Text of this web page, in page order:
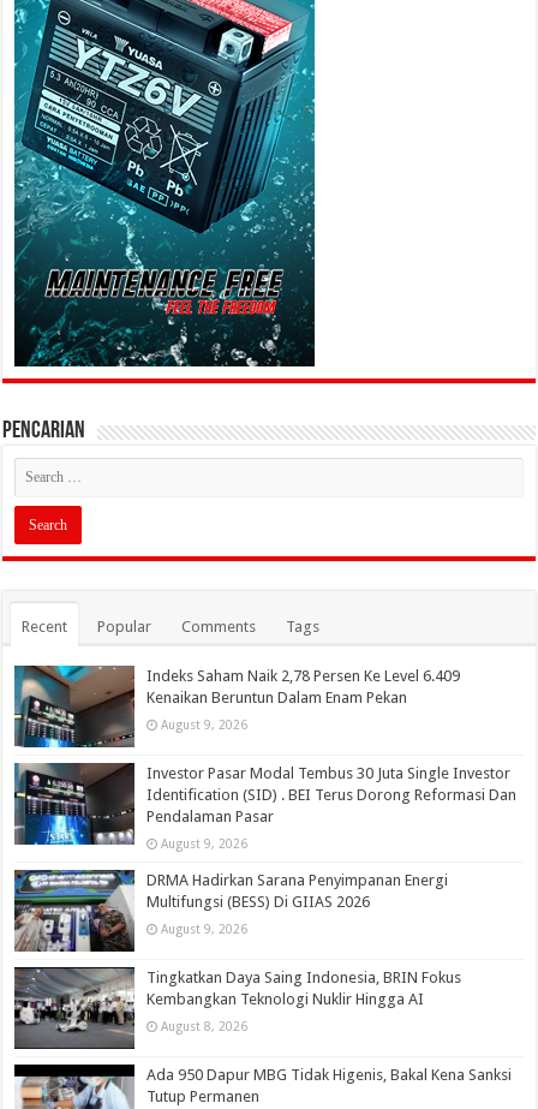
PENCARIAN
Recent Popular Comments Tags
Indeks Saham Naik 2,78 Persen Ke Level 6.409
Kenaikan Beruntun Dalam Enam Pekan
August 9, 2026
Investor Pasar Modal Tembus 30 Juta Single Investor
Identification (SID) . BEI Terus Dorong Reformasi Dan
Pendalaman Pasar
August 9, 2026
DRMA Hadirkan Sarana Penyimpanan Energi
Multifungsi (BESS) Di GIIAS 2026
August 9, 2026
Tingkatkan Daya Saing Indonesia, BRIN Fokus
Kembangkan Teknologi Nuklir Hingga AI
August 8, 2026
Ada 950 Dapur MBG Tidak Higenis, Bakal Kena Sanksi
Tutup Permanen